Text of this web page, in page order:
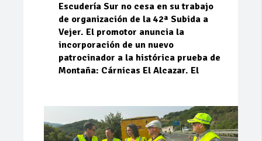
Escudería Sur no cesa en su trabajo
de organización de la 42ª Subida a
Vejer. El promotor anuncia la
incorporación de un nuevo
patrocinador a la histórica prueba de
Montaña: Cárnicas El Alcazar. El